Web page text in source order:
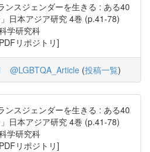
ンスジェンダーを生きる : ある40
日本アジア研究 4巻 (p.41-78)
学研究科
リポジトリ]
@LGBTQA_Article (投稿一覧)
ンスジェンダーを生きる : ある40
日本アジア研究 4巻 (p.41-78)
学研究科
リポジトリ]